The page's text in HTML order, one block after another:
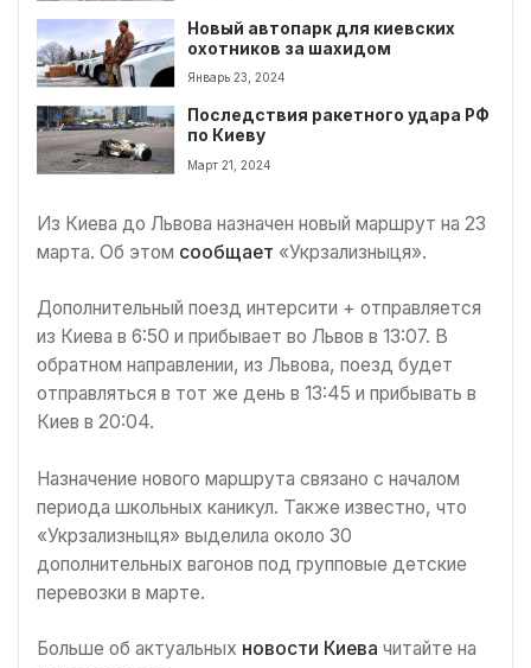
Новый автопарк для киевских
охотников за шахидом
Январь 23, 2024
Последствия ракетного удара РФ
по Киеву
Март 21, 2024
Из Киева до Львова назначен новый маршрут на 23
марта. Об этом сообщает «Укрзализныця».
Дополнительный поезд интерсити + отправляется
из Киева в 6:50 и прибывает во Львов в 13:07. В
обратном направлении, из Львова, поезд будет
отправляться в тот же день в 13:45 и прибывать в
Киев в 20:04.
Назначение нового маршрута связано с началом
периода школьных каникул. Также известно, что
«Укрзализныця» выделила около 30
дополнительных вагонов под групповые детские
перевозки в марте.
Больше об актуальных новости Киева читайте на